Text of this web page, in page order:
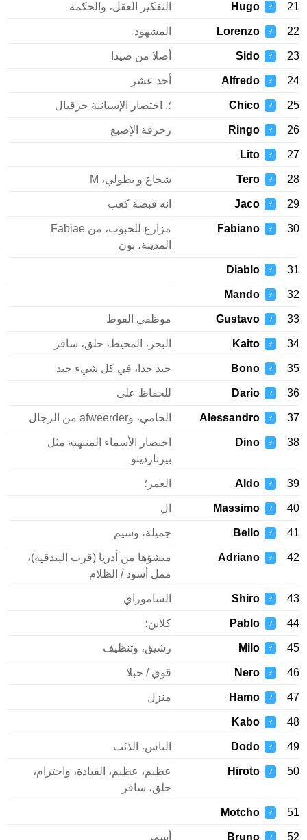
♂
Hugo التفكير العقل، والحكمة
♂
Lorenzo المشهود
♂
Sido أصلا من صيدا
♂
Alfredo أحد عشر
♂
Chico ؛. اختصار الإسبانية حزقيال
♂
Ringo زخرفة الإصبع
♂
Lito
♂
Tero شجاع و بطولي، M
♂
Jaco انه قبضة كعب
♂
Fabiano
مزارع للحبوب، من Fabiae
المدينة، بون
♂
Diablo
♂
Mando
♂
Gustavo موظفي القوط
♂
Kaito البحر، المحيط، حلق، سافر
♂
Bono جيد جدا، في كل شيء جيد
♂
Dario للحفاظ على
♂
Alessandro الحامي، وafweerder من الرجال
♂
Dino
اختصار الأسماء المنتهية مثل
بيرناردينو
♂
Aldo العمر؛
♂
Massimo
♂
Bello جميلة، وسيم
♂
Adriano
منشؤها من أدريا (قرب البندقية)،
ممل أسود / الظلام
♂
Shiro الساموراي
♂
Pablo كلاين؛
♂
Milo رشيق، وتنظيف
♂
Nero قوي / حبلا
♂
Hamo منزل
♂
Kabo
♂
Dodo الناس، الذئب
♂
Hiroto
عظيم، عظيم، القيادة، واحترام،
حلق، سافر
♂
Motcho
♂
Bruno أسمر